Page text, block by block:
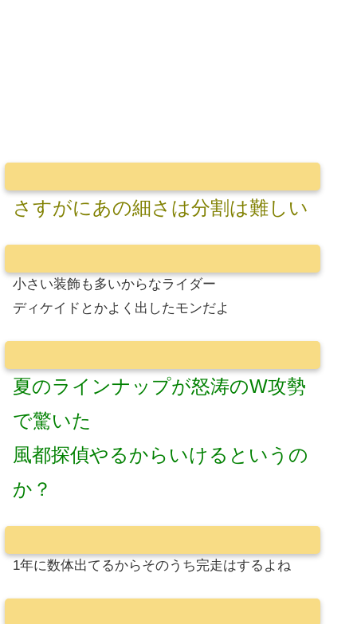
さすがにあの細さは分割は難しい
小さい装飾も多いからなライダー
ディケイドとかよく出したモンだよ
夏のラインナップが怒涛のW攻勢
で驚いた
風都探偵やるからいけるというの
か？
1年に数体出てるからそのうち完走はするよね